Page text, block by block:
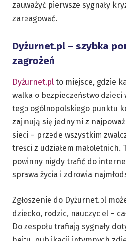
zauważyć pierwsze sygnały
zareagować.
Dyżurnet.pl – szybka
zagrożeń
Dyżurnet.pl to miejsce, gdzie
walka o bezpieczeństwo dzieci
tego ogólnopolskiego punktu
zajmują się jednymi z
sieci – przede wszystkim
treści z udziałem małoletnich.
powinny nigdy trafić do
sprawa życia i zdrowia
Zgłoszenie do Dyżurnet.pl
dziecko, rodzic, nauczyciel –
Do zespołu trafiają sygnały